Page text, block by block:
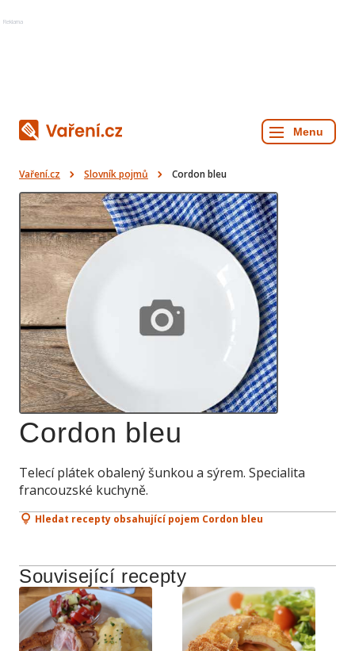
Reklama
Vaření.cz Slovník pojmů Cordon bleu
Cordon bleu
Telecí plátek obalený šunkou a sýrem. Specialita
francouzské kuchyně.
Hledat recepty obsahující pojem Cordon bleu
Související recepty